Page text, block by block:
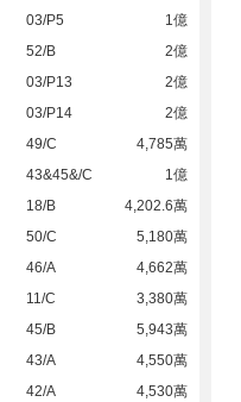
03/P5
1億
52/B
2億
03/P13
2億
03/P14
2億
49/C
4,785萬
43&45&/C
1億
18/B
4,202.6萬
50/C
5,180萬
46/A
4,662萬
11/C
3,380萬
45/B
5,943萬
43/A
4,550萬
42/A
4,530萬